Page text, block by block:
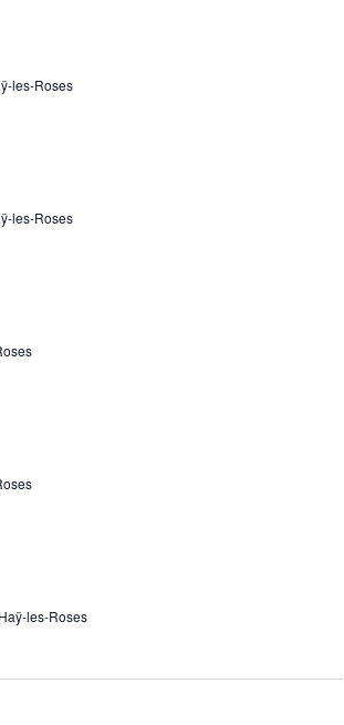
les-Roses
les-Roses
les-Roses